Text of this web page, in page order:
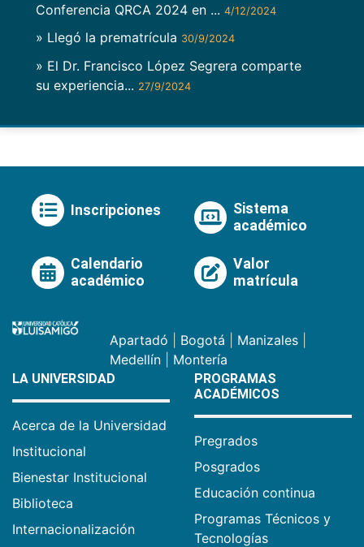
Conferencia QRCA 2024 en ... 4/12/2024
» Llegó la prematrícula 30/9/2024
» El Dr. Francisco López Segrera comparte
su experiencia... 27/9/2024
Inscripciones
Sistema
académico
Calendario
académico
Valor
matrícula
Apartadó Bogotá Manizales
Medellín
Montería
LA UNIVERSIDAD
Acerca de la Universidad
Institucional
Bienestar Institucional
Biblioteca
Internacionalización
PROGRAMAS
ACADÉMICOS
Pregrados
Posgrados
Educación continua
Programas Técnicos y
Tecnologías